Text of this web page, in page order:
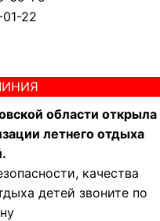
22
области открыла
летнего отдыха
качества
детей звоните по